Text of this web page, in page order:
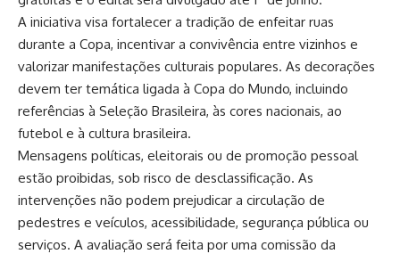
A iniciativa visa fortalecer a tradição de enfeitar ruas
durante a Copa, incentivar a convivência entre vizinhos e
valorizar manifestações culturais populares. As decorações
devem ter temática ligada à Copa do Mundo, incluindo
referências à Seleção Brasileira, às cores nacionais, ao
futebol e à cultura brasileira.
Mensagens políticas, eleitorais ou de promoção pessoal
estão proibidas, sob risco de desclassificação. As
intervenções não podem prejudicar a circulação de
pedestres e veículos, acessibilidade, segurança pública ou
serviços. A avaliação será feita por uma comissão da